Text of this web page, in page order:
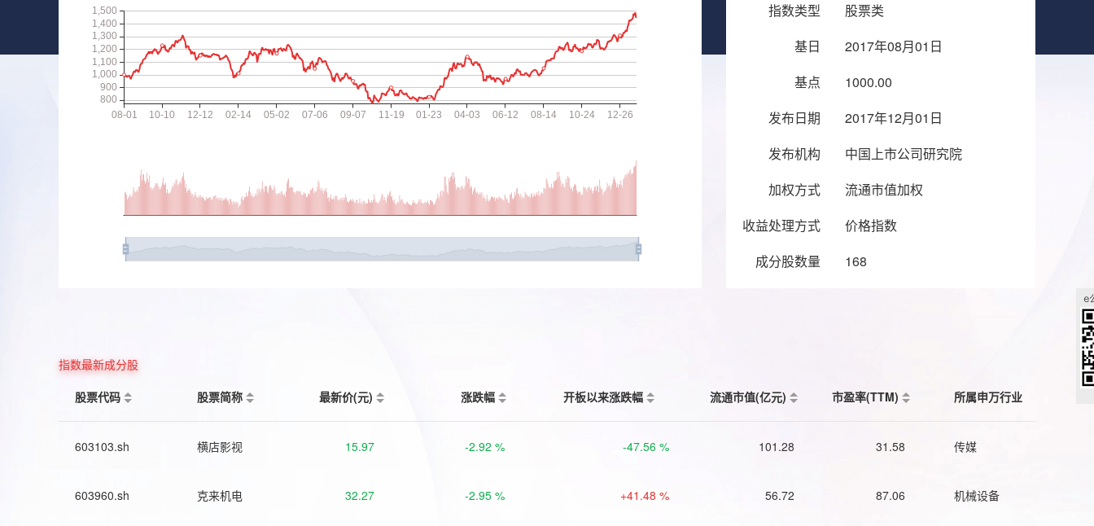
指数类型
股票类
基日
2017年08月01日
基点
1000.00
发布日期
2017年12月01日
发布机构
中国上市公司研究院
加权方式
流通市值加权
收益处理方式
价格指数
成分股数量
168
指数最新成分股
股票代码
股票简称 最新价(元) 涨跌幅 开板以来涨跌幅 流通市值(亿元) 市盈率(TTM) 所属申万行业
603103.sh 横店影视 15.97 -2.92 % -47.56 % 101.28 31.58 传媒
603960.sh 克来机电 32.27 -2.95 % +41.48 % 56.72 87.06 机械设备